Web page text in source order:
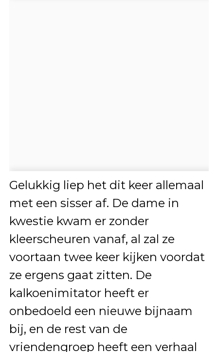
Gelukkig liep het dit keer allemaal
met een sisser af. De dame in
kwestie kwam er zonder
kleerscheuren vanaf, al zal ze
voortaan twee keer kijken voordat
ze ergens gaat zitten. De
kalkoenimitator heeft er
onbedoeld een nieuwe bijnaam
bij, en de rest van de
vriendengroep heeft een verhaal